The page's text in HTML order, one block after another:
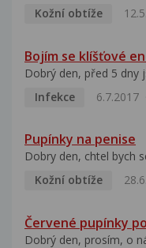
Kožní obtíže
Bojím se klíšťové
Dobrý den, před 5 dny
Infekce
6.7.2017
Pupínky na penise
Dobry den, chtel bych
Kožní obtíže
Červené pupínky
Dobrý den, prosím, o